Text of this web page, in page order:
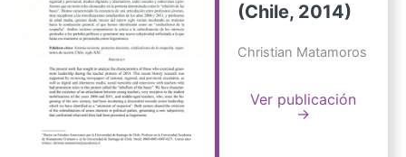
(Chile, 2014)
Christian Matamoros
Ver publicación
→